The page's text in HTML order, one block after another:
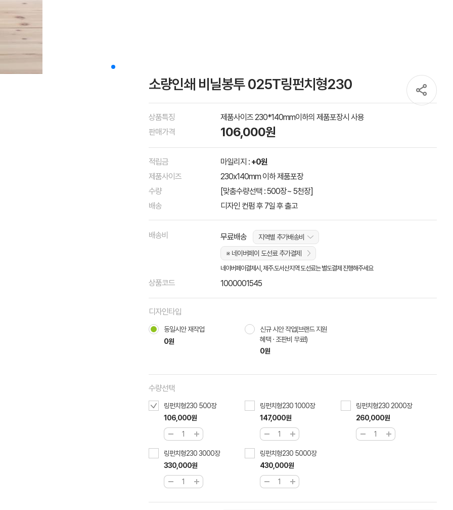
소량인쇄 비닐봉투 025T링펀치형230
상품특징
제품사이즈 230*140mm이하의 제품포장시 사용
판매가격
106,000원
적립금 마일리지 : +0원
제품사이즈
230x140mm 이하 제품포장
수량
[맞춤수량선택 : 500장~ 5천장]
배송
디자인 컨펌 후 7일 후 출고
배송비 무료배송
지역별 추가배송비
※ 네이버페이 도선료 추가결제
네이버페이결제시, 제주.도서산지역 도선료는 별도결제 진행해주세요
상품코드 1000001545
디자인타입
동일시안 재작업
0원
신규 시안 작업(브랜드 지원
혜택 · 조판비 무료!)
0원
수량선택
링펀치형230 500장
106,000원
링펀치형230 1000장
147,000원
링펀치형230 2000장
260,000원
링펀치형230 3000장
330,000원
링펀치형230 5000장
430,000원